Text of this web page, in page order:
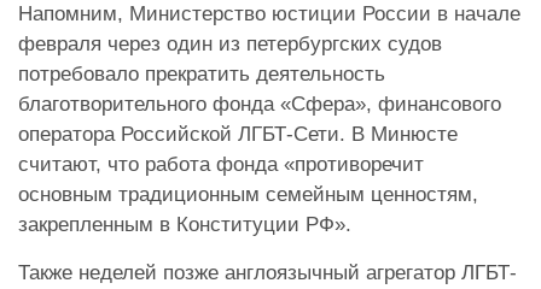
Напомним, Министерство юстиции России в начале
февраля через один из петербургских судов
потребовало прекратить деятельность
благотворительного фонда «Сфера», финансового
оператора Российской ЛГБТ-Сети. В Минюсте
считают, что работа фонда «противоречит
основным традиционным семейным ценностям,
закрепленным в Конституции РФ».
Также неделей позже англоязычный агрегатор ЛГБТ-